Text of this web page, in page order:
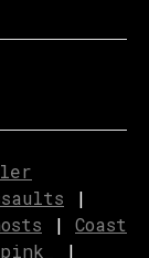
|
| Coast
|